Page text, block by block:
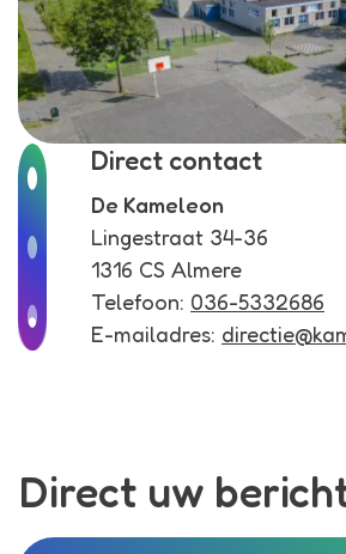
Direct contact
De Kameleon
Lingestraat 34-36
1316 CS Almere
Telefoon: 036-5332686
E-mailadres:
Direct uw